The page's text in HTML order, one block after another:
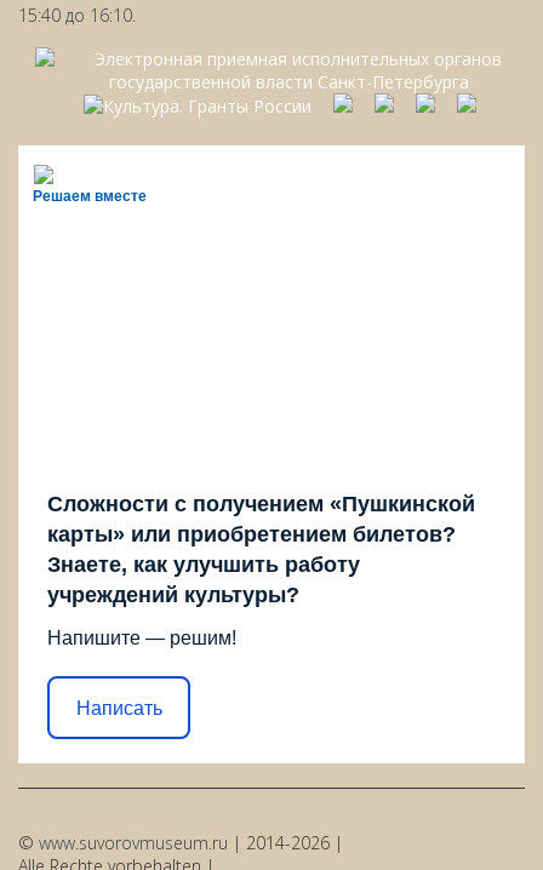
15:40 до 16:10.
Решаем вместе
Сложности с получением «Пушкинской
карты» или приобретением билетов?
Знаете, как улучшить работу
учреждений культуры?
Напишите — решим!
Написать
© www.suvorovmuseum.ru | 2014-2026 |